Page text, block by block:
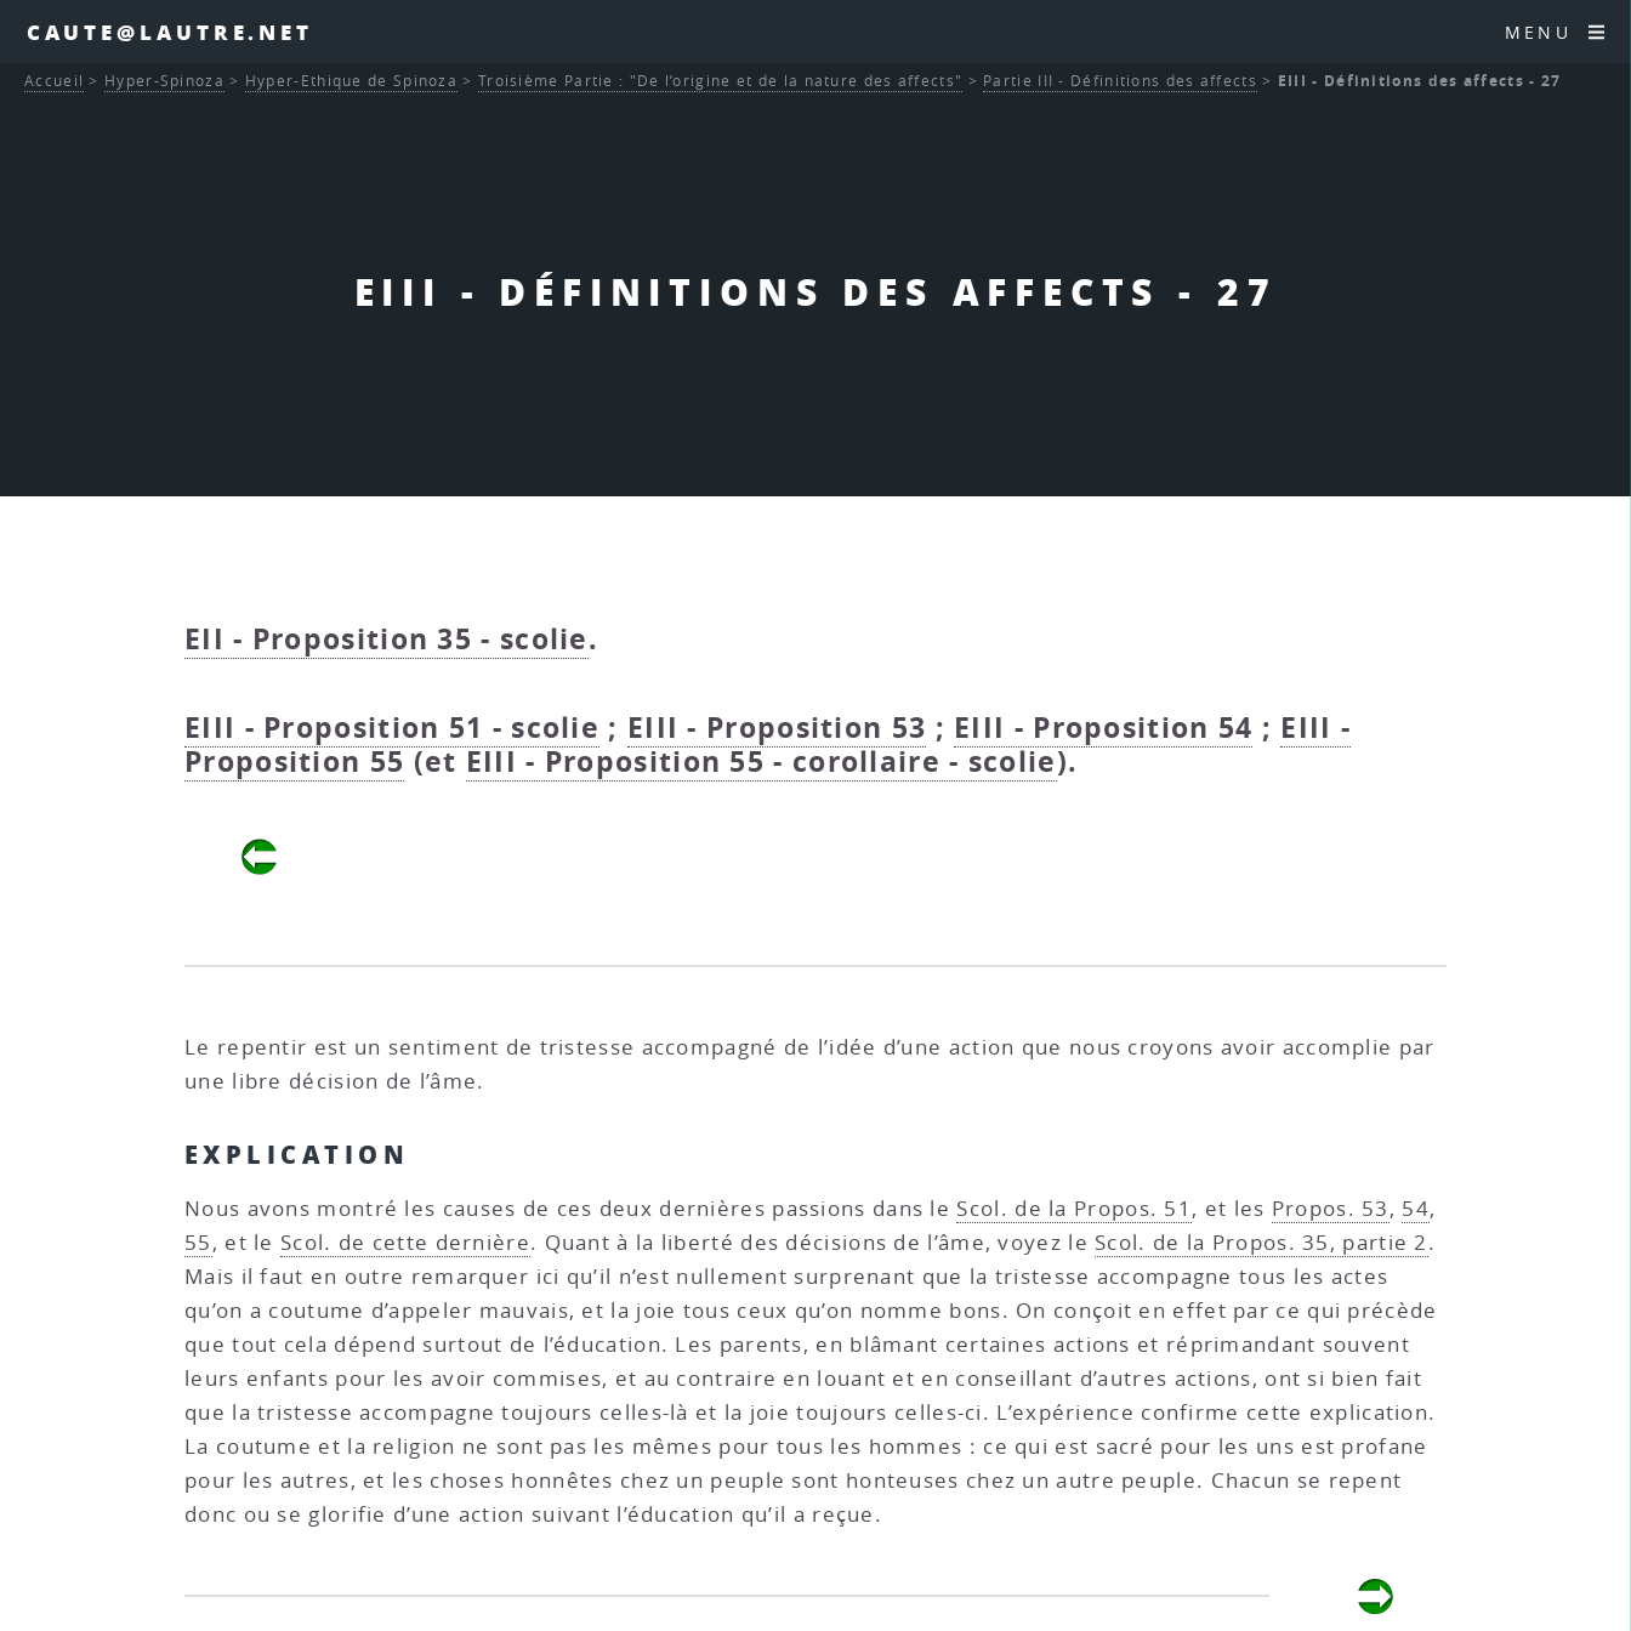
CAUTE@LAUTRE.NET MENU
EIII - DÉFINITIONS DES AFFECTS - 27
Accueil > Hyper-Spinoza > Hyper-Ethique de Spinoza > Troisième Partie : "De l’origine et de la nature des affects" > Partie III - Définitions des affects > EIII - Définitions des affects - 27
EII - Proposition 35 - scolie.
EIII - Proposition 51 - scolie ; EIII - Proposition 53 ; EIII - Proposition 54 ; EIII -
Proposition 55 (et EIII - Proposition 55 - corollaire - scolie).
Le repentir est un sentiment de tristesse accompagné de l’idée d’une action que nous croyons avoir accomplie par
une libre décision de l’âme.
EXPLICATION
Nous avons montré les causes de ces deux dernières passions dans le Scol. de la Propos. 51 , et les Propos. 53, 54,
55, et le Scol. de cette dernière. Quant à la liberté des décisions de l’âme, voyez le Scol. de la Propos. 35, partie 2.
Mais il faut en outre remarquer ici qu’il n’est nullement surprenant que la tristesse accompagne tous les actes
qu’on a coutume d’appeler mauvais, et la joie tous ceux qu’on nomme bons. On conçoit en effet par ce qui précède
que tout cela dépend surtout de l’éducation. Les parents, en blâmant certaines actions et réprimandant souvent
leurs enfants pour les avoir commises, et au contraire en louant et en conseillant d’autres actions, ont si bien fait
que la tristesse accompagne toujours celles-là et la joie toujours celles-ci. L’expérience confirme cette explication.
La coutume et la religion ne sont pas les mêmes pour tous les hommes : ce qui est sacré pour les uns est profane
pour les autres, et les choses honnêtes chez un peuple sont honteuses chez un autre peuple. Chacun se repent
donc ou se glorifie d’une action suivant l’éducation qu’il a reçue.